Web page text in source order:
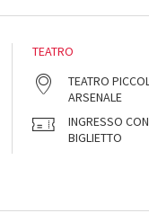
TEATRO
TEATRO
ARSENALE
INGRESSO CON
BIGLIETTO